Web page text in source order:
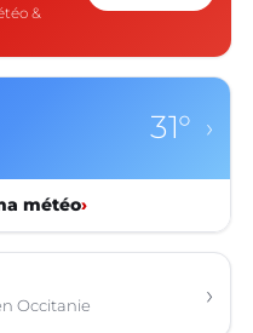
&
31° ›
météo›
Occitanie ›